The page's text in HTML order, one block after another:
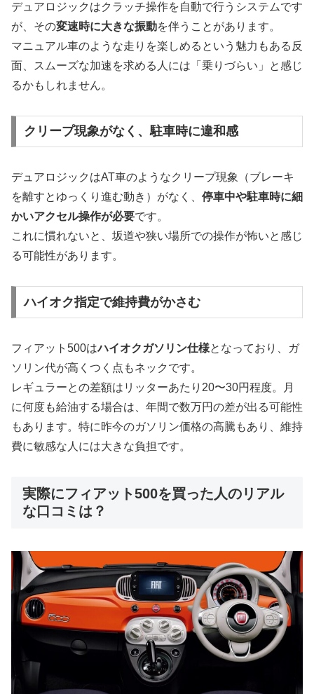
デュアロジックはクラッチ操作を自動で行うシステムです
が、その変速時に大きな振動を伴うことがあります。
マニュアル車のような走りを楽しめるという魅力もある反
面、スムーズな加速を求める人には「乗りづらい」と感じ
るかもしれません。
クリープ現象がなく、駐車時に違和感
デュアロジックはAT車のようなクリープ現象（ブレーキ
を離すとゆっくり進む動き）がなく、 停車中や駐車時に細
かいアクセル操作が必要です。
これに慣れないと、坂道や狭い場所での操作が怖いと感じ
る可能性があります。
ハイオク指定で維持費がかさむ
フィアット500はハイオクガソリン仕様となっており、ガ
ソリン代が高くつく点もネックです。
レギュラーとの差額はリッターあたり20〜30円程度。月
に何度も給油する場合は、年間で数万円の差が出る可能性
もあります。特に昨今のガソリン価格の高騰もあり、維持
費に敏感な人には大きな負担です。
実際にフィアット500を買った人のリアル
な口コミは？